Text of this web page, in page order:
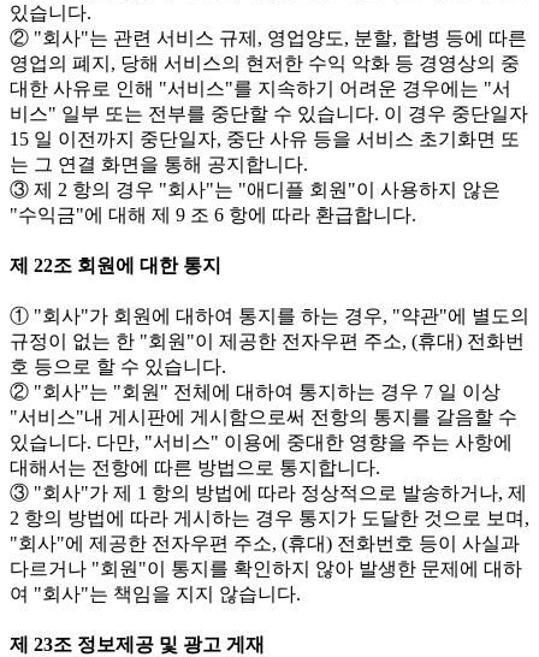
있습니다.
② "회사"는 관련 서비스 규제, 영업양도, 분할, 합병 등에 따른
영업의 폐지, 당해 서비스의 현저한 수익 악화 등 경영상의 중
대한 사유로 인해 "서비스"를 지속하기 어려운 경우에는 "서
비스" 일부 또는 전부를 중단할 수 있습니다. 이 경우 중단일자
15 일 이전까지 중단일자, 중단 사유 등을 서비스 초기화면 또
는 그 연결 화면을 통해 공지합니다.
③ 제 2 항의 경우 "회사"는 "애디플 회원"이 사용하지 않은
"수익금"에 대해 제 9 조 6 항에 따라 환급합니다.
제 22조 회원에 대한 통지
① "회사"가 회원에 대하여 통지를 하는 경우, "약관"에 별도의
규정이 없는 한 "회원"이 제공한 전자우편 주소, (휴대) 전화번
호 등으로 할 수 있습니다.
② "회사"는 "회원" 전체에 대하여 통지하는 경우 7 일 이상
"서비스"내 게시판에 게시함으로써 전항의 통지를 갈음할 수
있습니다. 다만, "서비스" 이용에 중대한 영향을 주는 사항에
대해서는 전항에 따른 방법으로 통지합니다.
③ "회사"가 제 1 항의 방법에 따라 정상적으로 발송하거나, 제
2 항의 방법에 따라 게시하는 경우 통지가 도달한 것으로 보며,
"회사"에 제공한 전자우편 주소, (휴대) 전화번호 등이 사실과
다르거나 "회원"이 통지를 확인하지 않아 발생한 문제에 대하
여 "회사"는 책임을 지지 않습니다.
제 23조 정보제공 및 광고 게재